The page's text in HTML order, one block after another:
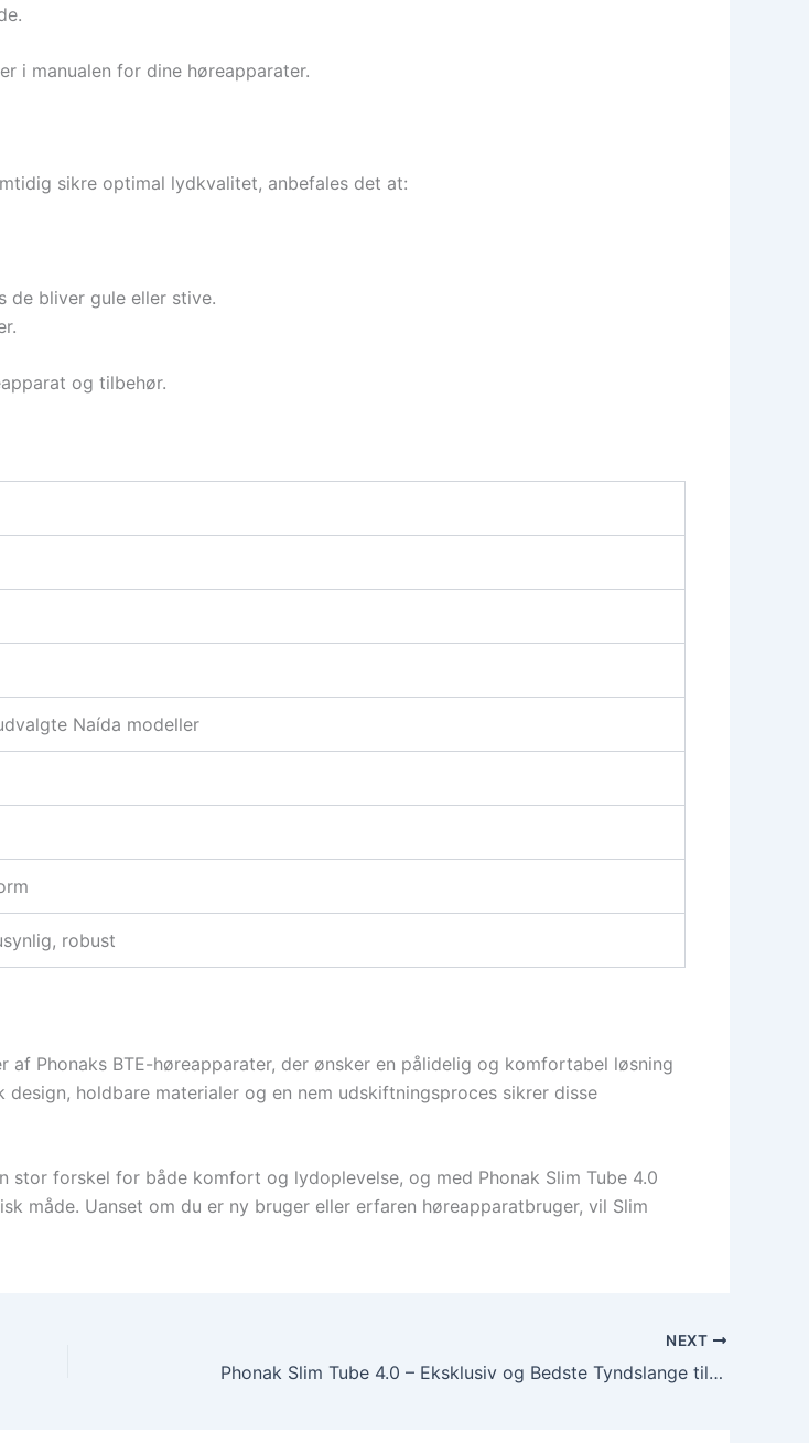
i manualen for dine høreapparater.
sikre optimal lydkvalitet, anbefales det at:
de bliver gule eller stive.
og tilbehør.
Naída modeller
robust
af Phonaks BTE-høreapparater, der ønsker en pålidelig og komfortabel løsning
holdbare materialer og en nem udskiftningsproces sikrer disse
forskel for både komfort og lydoplevelse, og med Phonak Slim Tube 4.0
måde. Uanset om du er ny bruger eller erfaren høreapparatbruger, vil Slim
NEXT
Phonak Slim Tube 4.0 – Eksklusiv og Bedste Tyndslange til Høreapparat